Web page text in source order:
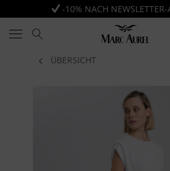
-10% NACH
ÜBERSICHT